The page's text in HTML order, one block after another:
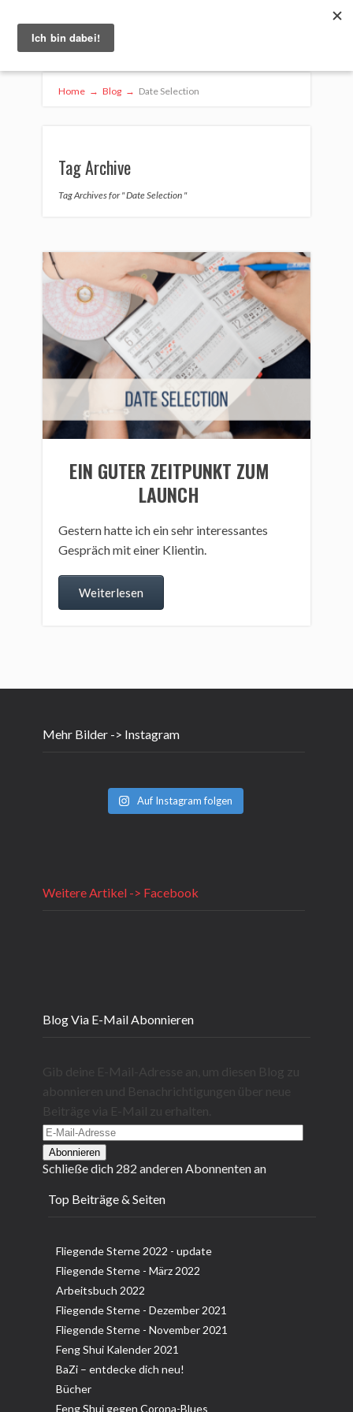
Home → Blog → Date Selection
Tag Archive
Tag Archives for " Date Selection "
EIN GUTER ZEITPUNKT ZUM
LAUNCH
Gestern hatte ich ein sehr interessantes
Gespräch mit einer Klientin.
Weiterlesen
Mehr Bilder -> Instagram
Auf Instagram folgen
Weitere Artikel -> Facebook
Blog Via E-Mail Abonnieren
Gib deine E-Mail-Adresse an, um diesen Blog zu
abonnieren und Benachrichtigungen über neue
Beiträge via E-Mail zu erhalten.
E-
Mail-
Adresse
Abonnieren
Schließe dich 282 anderen Abonnenten an
Top Beiträge & Seiten
Fliegende Sterne 2022 - update
Fliegende Sterne - März 2022
Arbeitsbuch 2022
Fliegende Sterne - Dezember 2021
Fliegende Sterne - November 2021
Feng Shui Kalender 2021
BaZi – entdecke dich neu!
Bücher
Feng Shui gegen Corona-Blues